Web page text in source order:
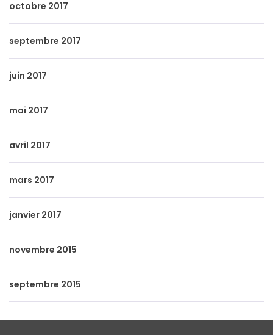
octobre 2017
septembre 2017
juin 2017
mai 2017
avril 2017
mars 2017
janvier 2017
novembre 2015
septembre 2015